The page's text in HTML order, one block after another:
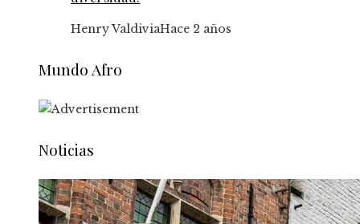
Henry ValdiviaHace 2 años
Mundo Afro
Noticias